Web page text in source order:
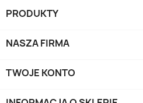
PRODUKTY
NASZA FIRMA
TWOJE KONTO